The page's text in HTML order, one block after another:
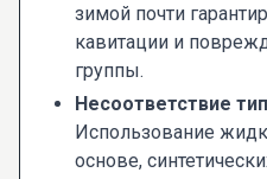
зимой почти
кавитации и
группы.
Несоответствие
Использование
основе,